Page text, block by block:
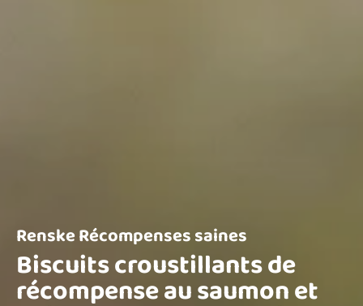
Renske Récompenses saines
Biscuits croustillants de
récompense au saumon et